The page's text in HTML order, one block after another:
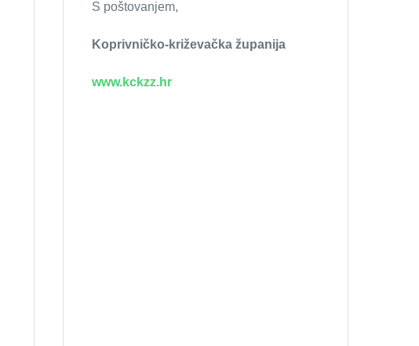
S poštovanjem,
Koprivničko-križevačka županija
www.kckzz.hr